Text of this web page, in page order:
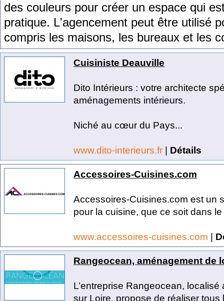
des couleurs pour créer un espace qui
pratique. L'agencement peut être utilisé
compris les maisons, les bureaux et les
Cuisiniste Deauville
Dito Intérieurs : votre architecte
aménagements intérieurs.
Niché au cœur du Pays...
www.dito-interieurs.fr | Détails
Accessoires-Cuisines.com
Accessoires-Cuisines.com est un
pour la cuisine, que ce soit dans
www.accessoires-cuisines.com |
Rangeocean, aménagement de
L’entreprise Rangeocean,
sur Loire, propose de réaliser tous